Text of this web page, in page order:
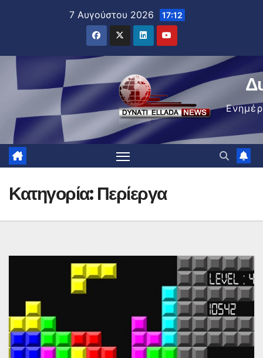
7 Αυγούστου 2026 17:12
Κατηγορία: Περίεργα